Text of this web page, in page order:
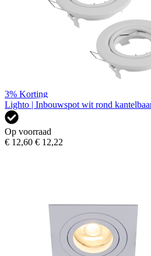
3% Korting
Lighto | Inbouwspot wit rond
Op voorraad
€ 12,60 € 12,22